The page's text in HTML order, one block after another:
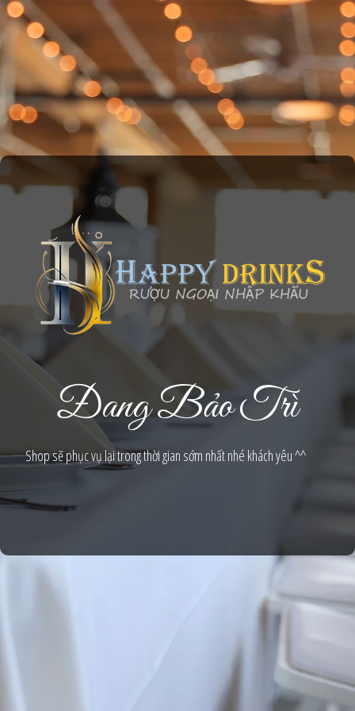
Đang Bảo Trì
Shop sẽ phục vụ lại trong thời gian sớm nhất nhé khách yêu ^^